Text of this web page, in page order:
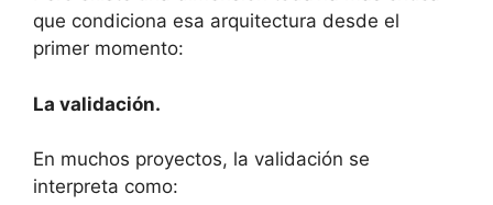
que condiciona esa arquitectura desde el
primer momento:
La validación.
En muchos proyectos, la validación se
interpreta como: